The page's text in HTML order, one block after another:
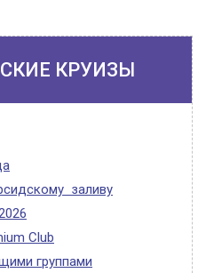
КРУИЗЫ
заливу
Club
группами